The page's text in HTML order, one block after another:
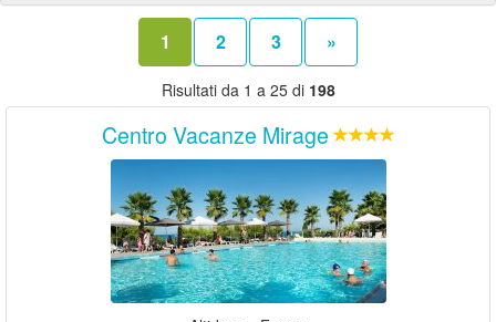
1 2 3 »
Risultati da 1 a 25 di 198
Centro Vacanze Mirage